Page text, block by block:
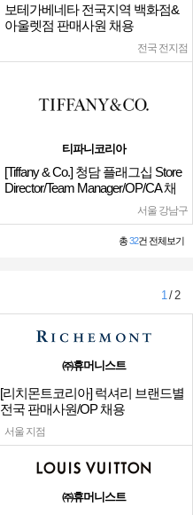
보테가베네타 전국지역 백화점&
아울렛점 판매사원 채용
전국 전지점
티파니코리아
[Tiffany & Co.] 청담 플래그십 Store
Director/Team Manager/OP/CA 채
서울 강남구
총32건 전체보기
1/ 2
㈜휴머니스트
[리치몬트코리아] 럭셔리 브랜드별
전국 판매사원/OP 채용
서울 지점
㈜휴머니스트